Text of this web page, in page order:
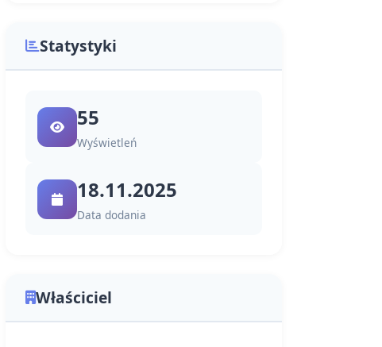
Statystyki
55
Wyświetleń
18.11.2025
Data dodania
Właściciel